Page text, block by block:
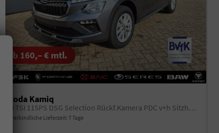
ab 160,– € mtl.
Skoda Kamiq
1.0 TSI 115PS DSG Selection Rückf.Kamera PDC v+h Sitzheizung Klimaautomatik Skoda-Radio Apple CarPlay + Android Auto Tempomat Garantieverlängerung 16"LM
unverbindliche Lieferzeit: 7 Tage